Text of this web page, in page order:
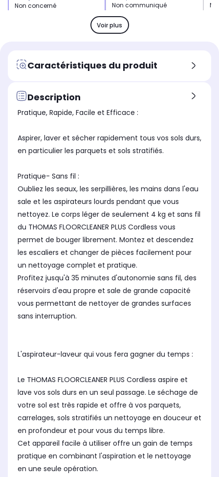
Non concerné
Station de recharge
murs : chargez ou rangez
l'appareil facilement.
Type de sols
Brosse ou Accessoire spécial
Pour quelles surfaces ?
Non concerné
Puissance d'aspiration
maximale
Non communiqué
Station de recharge
moquettes
Brosse ou Accessoire spécial
tapis)
Pour quelles surfaces ?
meubles, textiles, hauteurs,
plafonds, voitures
Puissance d'aspiration
maximale
Voir plus
Caractéristiques du produit
Description
Pratique, Rapide, Facile et Efficace :
Aspirer, laver et sécher rapidement tous vos sols durs,
en particulier les parquets et sols stratifiés.
Pratique- Sans fil :
Oubliez les seaux, les serpillières, les mains dans l'eau
sale et les aspirateurs lourds pendant que vous
nettoyez. Le corps léger de seulement 4 kg et sans fil
du THOMAS FLOORCLEANER PLUS Cordless vous
permet de bouger librement. Montez et descendez
les escaliers et changer de pièces facilement pour
un nettoyage complet et pratique.
Profitez jusqu'à 35 minutes d'autonomie sans fil, des
réservoirs d'eau propre et sale de grande capacité
vous permettant de nettoyer de grandes surfaces
sans interruption.
L'aspirateur-laveur qui vous fera gagner du temps :
Le THOMAS FLOORCLEANER PLUS Cordless aspire et
lave vos sols durs en un seul passage. Le séchage de
votre sol est très rapide et offre à vos parquets,
carrelages, sols stratifiés un nettoyage en douceur et
en profondeur et pour vous du temps libre.
Cet appareil facile à utiliser offre un gain de temps
pratique en combinant l'aspiration et le nettoyage
en une seule opération.